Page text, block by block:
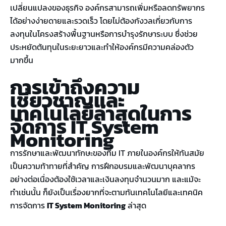
เปลี่ยนแปลงของธุรกิจ องค์กรสามารถเพิ่มหรือลดทรัพยากร
ได้อย่างง่ายดายและรวดเร็ว โดยไม่ต้องกังวลเกี่ยวกับการ
ลงทุนในโครงสร้างพื้นฐานหรือการบำรุงรักษาระบบ ซึ่งช่วย
ประหยัดต้นทุนในระยะยาวและทำให้องค์กรมีความคล่องตัว
มากขึ้น
การเข้าถึงความ
เชี่ยวชาญและ
เทคโนโลยีล่าสุดในการ
จัดการIT System
Monitoring
การรักษาและพัฒนาทักษะของทีม IT ภายในองค์กรให้ทันสมัย
เป็นความท้าทายที่สำคัญ การฝึกอบรมและพัฒนาบุคลากร
อย่างต่อเนื่องต้องใช้เวลาและเงินลงทุนจำนวนมาก และแม้จะ
ทำเช่นนั้น ก็ยังเป็นเรื่องยากที่จะตามทันเทคโนโลยีและเทคนิค
การจัดการIT System Monitoringล่าสุด